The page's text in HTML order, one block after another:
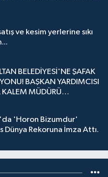
ve kesim yerlerine sıkı
BELEDİYESİ'NE ŞAFAK
BAŞKAN YARDIMCISI
KALEM MÜDÜRÜ
'Horon Bizumdur'
Dünya Rekoruna İmza Attı.